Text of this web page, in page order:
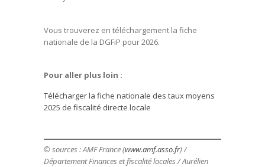
Vous trouverez en téléchargement la fiche
nationale de la DGFiP pour 2026.
Pour aller plus loin :
Télécharger la fiche nationale des taux moyens
2025 de fiscalité directe locale
© sources : AMF France (www.amf.asso.fr) /
Département Finances et fiscalité locales / Aurélien